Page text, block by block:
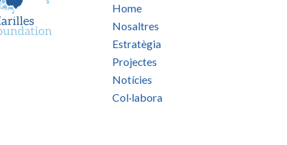
Home
Nosaltres
Estratègia
Projectes
Notícies
Col·labora